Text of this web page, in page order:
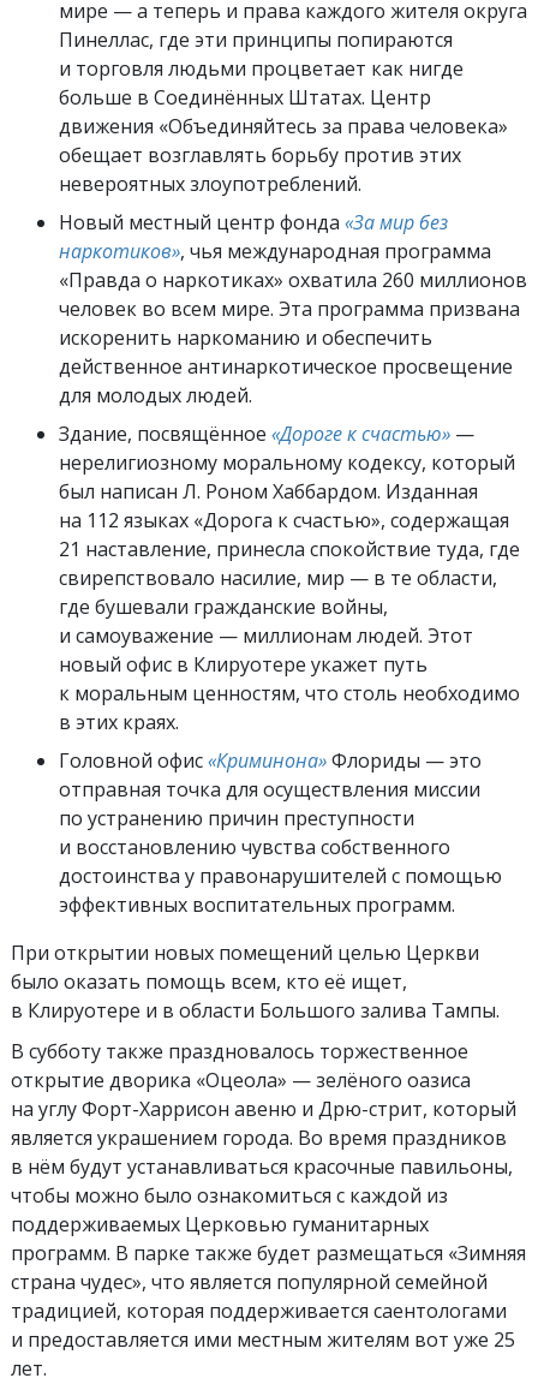
мире — а теперь и права каждого жителя округа
Пинеллас, где эти принципы попираются
и торговля людьми процветает как нигде
больше в Соединённых Штатах. Центр
движения «Объединяйтесь за права человека»
обещает возглавлять борьбу против этих
невероятных злоупотреблений.
Новый местный центр фонда «За мир без
наркотиков», чья международная программа
«Правда о наркотиках» охватила 260 миллионов
человек во всем мире. Эта программа призвана
искоренить наркоманию и обеспечить
действенное антинаркотическое просвещение
для молодых людей.
Здание, посвящённое «Дороге к счастью» —
нерелигиозному моральному кодексу, который
был написан Л. Роном Хаббардом. Изданная
на 112 языках «Дорога к счастью», содержащая
21 наставление, принесла спокойствие туда, где
свирепствовало насилие, мир — в те области,
где бушевали гражданские войны,
и самоуважение — миллионам людей. Этот
новый офис в Клируотере укажет путь
к моральным ценностям, что столь необходимо
в этих краях.
Головной офис«Криминона»Флориды — это
отправная точка для осуществления миссии
по устранению причин преступности
и восстановлению чувства собственного
достоинства у правонарушителей с помощью
эффективных воспитательных программ.
При открытии новых помещений целью Церкви
было оказать помощь всем, кто её ищет,
в Клируотере и в области Большого залива Тампы.
В субботу также праздновалось торжественное
открытие дворика «Оцеола» — зелёного оазиса
на углу Форт-Харрисон авеню и Дрю-стрит, который
является украшением города. Во время праздников
в нём будут устанавливаться красочные павильоны,
чтобы можно было ознакомиться с каждой из
поддерживаемых Церковью гуманитарных
программ. В парке также будет размещаться «Зимняя
страна чудес», что является популярной семейной
традицией, которая поддерживается саентологами
и предоставляется ими местным жителям вот уже 25
лет.